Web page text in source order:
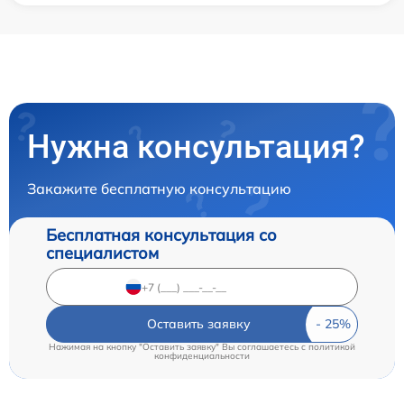
Нужна консультация?
Закажите бесплатную консультацию
Бесплатная консультация со
специалистом
Оставить заявку
Нажимая на кнопку "Оставить заявку" Вы соглашаетесь c политикой
конфиденциальности